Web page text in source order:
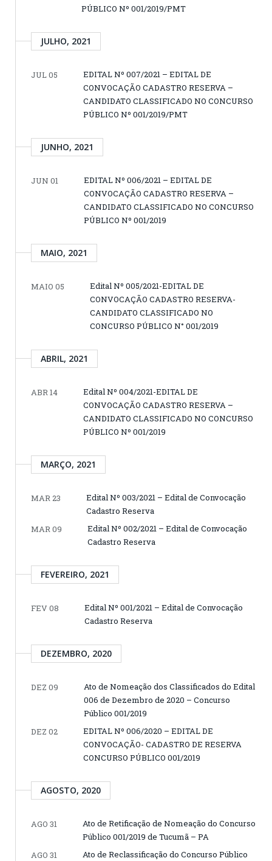
PÚBLICO Nº 001/2019/PMT
JULHO, 2021
JUL 05
EDITAL Nº 007/2021 – EDITAL DE
CONVOCAÇÃO CADASTRO RESERVA –
CANDIDATO CLASSIFICADO NO CONCURSO
PÚBLICO Nº 001/2019/PMT
JUNHO, 2021
JUN 01
EDITAL Nº 006/2021 – EDITAL DE
CONVOCAÇÃO CADASTRO RESERVA –
CANDIDATO CLASSIFICADO NO CONCURSO
PÚBLICO Nº 001/2019
MAIO, 2021
MAIO 05
Edital Nº 005/2021-EDITAL DE
CONVOCAÇÃO CADASTRO RESERVA-
CANDIDATO CLASSIFICADO NO
CONCURSO PÚBLICO N° 001/2019
ABRIL, 2021
ABR 14
Edital Nº 004/2021-EDITAL DE
CONVOCAÇÃO CADASTRO RESERVA –
CANDIDATO CLASSIFICADO NO CONCURSO
PÚBLICO Nº 001/2019
MARÇO, 2021
MAR 23
Edital Nº 003/2021 – Edital de Convocação
Cadastro Reserva
MAR 09
Edital Nº 002/2021 – Edital de Convocação
Cadastro Reserva
FEVEREIRO, 2021
FEV 08
Edital Nº 001/2021 – Edital de Convocação
Cadastro Reserva
DEZEMBRO, 2020
DEZ 09
Ato de Nomeação dos Classificados do Edital
006 de Dezembro de 2020 – Concurso
Público 001/2019
DEZ 02
EDITAL Nº 006/2020 – EDITAL DE
CONVOCAÇÃO- CADASTRO DE RESERVA
CONCURSO PÚBLICO 001/2019
AGOSTO, 2020
AGO 31
Ato de Retificação de Nomeação do Concurso
Público 001/2019 de Tucumã – PA
AGO 31
Ato de Reclassificação do Concurso Público